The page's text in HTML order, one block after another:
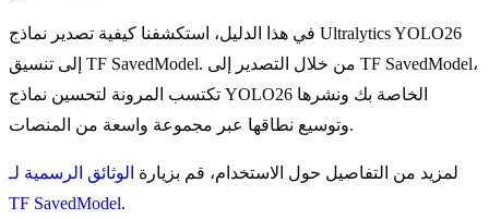
في هذا الدليل، استكشفنا كيفية تصدير نماذج Ultralytics YOLO26
إلى تنسيق TF SavedModel. من خلال التصدير إلى TF SavedModel،
تكتسب المرونة لتحسين نماذج YOLO26 الخاصة بك ونشرها
وتوسيع نطاقها عبر مجموعة واسعة من المنصات.
لمزيد من التفاصيل حول الاستخدام، قم بزيارة الوثائق الرسمية لـ
TF SavedModel.